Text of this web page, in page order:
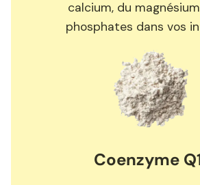
calcium, du
phosphates dans vos
Coenzyme